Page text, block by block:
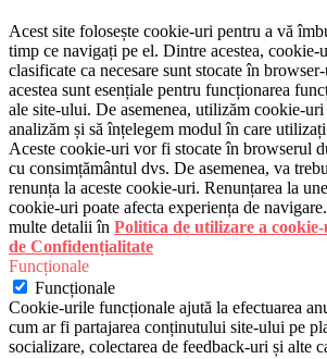
Acest site folosește cookie-uri pentru a vă
timp ce navigați pe el. Dintre acestea, cookie-
clasificate ca necesare sunt stocate în
acestea sunt esențiale pentru funcționarea
ale site-ului. De asemenea, utilizăm cookie-uri
analizăm și să înțelegem modul în care
Aceste cookie-uri vor fi stocate în browserul
cu consimțământul dvs. De asemenea, va
renunța la aceste cookie-uri. Renunțarea la
cookie-uri poate afecta experiența de
multe detalii în Politica de utilizare a
de Confidențialitate
Funcționale
Funcționale
Cookie-urile funcționale ajută la efectuarea
cum ar fi partajarea conținutului site-ului pe
socializare, colectarea de feedback-uri și alte